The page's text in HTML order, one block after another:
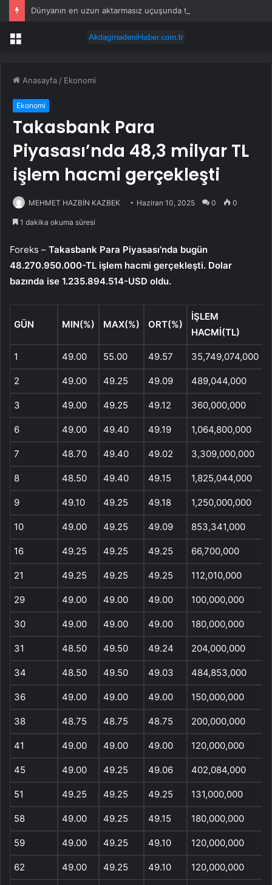
Menü
Anasayfa / Ekonomi
Ekonomi
Takasbank Para
Piyasası’nda 48,3 milyar TL
işlem hacmi gerçekleşti
MEHMET HAZBİN KAZBEK Haziran 10, 2025 0 0
1 dakika okuma süresi
Foreks – Takasbank Para Piyasası’nda bugün
48.270.950.000-TL işlem hacmi gerçekleşti. Dolar
bazında ise 1.235.894.514-USD oldu.
GÜN MIN(%) MAX(%) ORT(%)
İŞLEM
HACMİ(TL)
1 49.00 55.00 49.57 35,749,074,000
2 49.00 49.25 49.09 489,044,000
3 49.00 49.25 49.12 360,000,000
6 49.00 49.40 49.19 1,064,800,000
7 48.70 49.40 49.02 3,309,000,000
8 48.50 49.40 49.15 1,825,044,000
9 49.10 49.25 49.18 1,250,000,000
10 49.00 49.25 49.09 853,341,000
16 49.25 49.25 49.25 66,700,000
21 49.25 49.25 49.25 112,010,000
29 49.00 49.00 49.00 100,000,000
30 49.00 49.00 49.00 180,000,000
31 48.50 49.50 49.24 204,000,000
34 48.50 49.50 49.03 484,853,000
36 49.00 49.00 49.00 150,000,000
38 48.75 48.75 48.75 200,000,000
41 49.00 49.00 49.00 120,000,000
45 49.00 49.25 49.06 402,084,000
51 49.25 49.25 49.25 131,000,000
58 49.00 49.25 49.15 180,000,000
59 49.00 49.25 49.10 120,000,000
62 49.00 49.25 49.10 120,000,000